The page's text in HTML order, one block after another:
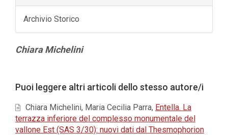
Archivio Storico
Contenuto
Chiara Michelini
dell'articolo
Puoi leggere altri articoli dello stesso autore/i
Chiara Michelini, Maria Cecilia Parra, Entella. La
terrazza inferiore del complesso monumentale del
vallone Est (SAS 3/30): nuovi dati dal Thesmophorion